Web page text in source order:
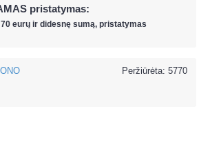
pristatymas:
70 eurų ir didesnę sumą, pristatymas
Peržiūrėta: 5770